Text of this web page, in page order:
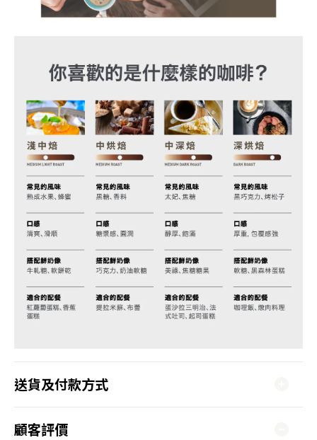
送貨及付款方式
顧客評價